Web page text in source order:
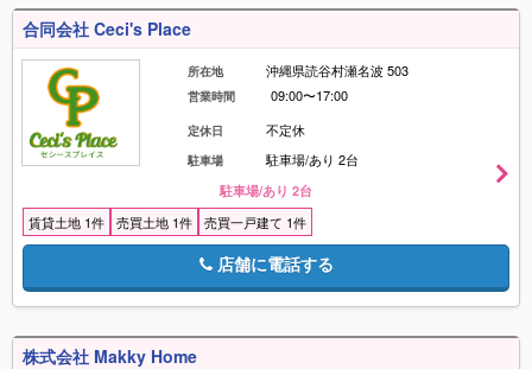
合同会社 Ceci's Place
所在地 沖縄県読谷村瀬名波 503
営業時間 09:00〜17:00
定休日 不定休
駐車場 駐車場/あり 2台
駐車場/あり 2台
賃貸土地 1件 売買土地 1件 売買一戸建て 1件
店舗に電話する
株式会社 Makky Home